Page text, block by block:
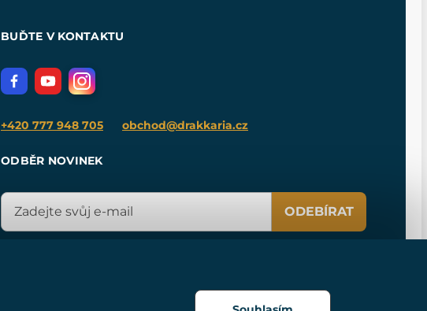
BUĎTE V KONTAKTU
+420 777 948 705 obchod@drakkaria.cz
ODBĚR NOVINEK
ODEBÍRAT